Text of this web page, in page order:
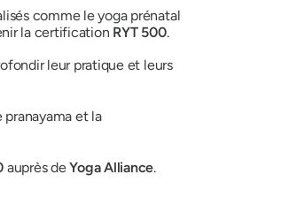
comme le yoga prénatal
la certification RYT 500.
leur pratique et leurs
et la
auprès deYoga Alliance.